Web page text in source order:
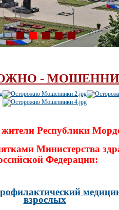
-
Республики
Министерства
Федерации:
взрослых